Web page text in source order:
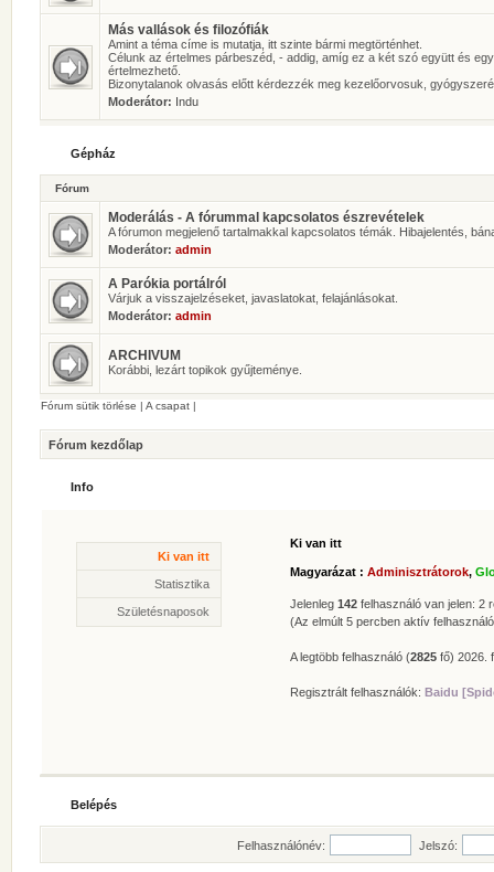
Más vallások és filozófiák
Amint a téma címe is mutatja, itt szinte bármi megtörténhet.
Célunk az értelmes párbeszéd, - addig, amíg ez a két szó együtt és
értelmezhető.
Bizonytalanok olvasás előtt kérdezzék meg kezelőorvosuk,
Moderátor: Indu
Gépház
Fórum
Moderálás - A fórummal kapcsolatos észrevételek
A fórumon megjelenő tartalmakkal kapcsolatos témák. Hibajelentés,
Moderátor: admin
A Parókia portálról
Várjuk a visszajelzéseket, javaslatokat, felajánlásokat.
Moderátor: admin
ARCHIVUM
Korábbi, lezárt topikok gyűjteménye.
Fórum sütik törlése | A csapat |
Fórum kezdőlap
Info
Ki van itt
Ki van itt
Magyarázat : Adminisztrátorok,
Jelenleg 142 felhasználó van jelen: 2
(Az elmúlt 5 percben aktív
A legtöbb felhasználó (2825 fő) 2026.
Regisztrált felhasználók: Baidu
Statisztika
Statisztika
* Hozzászólások száma:
62619
* Témák száma:
* Felhasználók száma:606
* Legújabb regisztrált tagunk:Zolee
Születésnaposok
Belépés
Felhasználónév: Jelszó: